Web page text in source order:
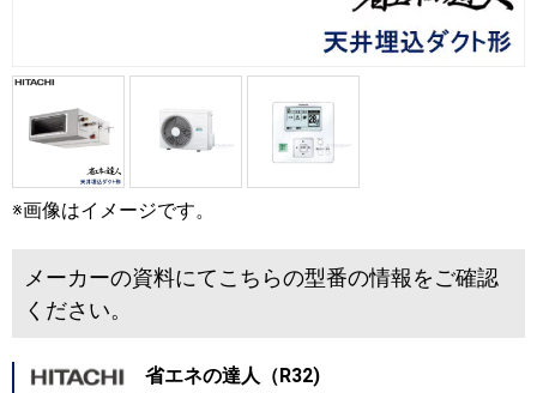
※画像はイメージです。
メーカーの資料にてこちらの型番の情報をご確認
ください。
省エネの達人（R32)